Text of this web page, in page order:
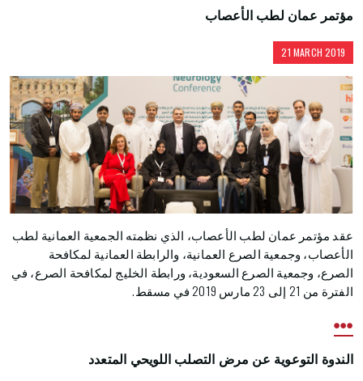
مؤتمر عمان لطب الأعصاب
21 MARCH 2019
عقد مؤتمر عمان لطب الأعصاب، الذي نظمته الجمعية العمانية لطب
الأعصاب، وجمعية الصرع العمانية، والرابطة العمانية لمكافحة
الصرع، وجمعية الصرع السعودية، ورابطة الخليج لمكافحة الصرع، في
الفترة من 21 إلى 23 مارس 2019 في مسقط.
الندوة التوعوية عن مرض التصلب اللويحي المتعدد